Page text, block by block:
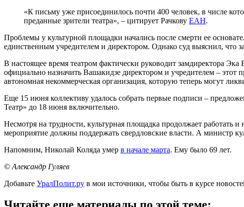
«К письму уже присоединилось почти 400 человек, в числе
преданные зрители театра», – цитирует Рачкову ЕАН.
Проблемы у культурной площадки начались после смерти ее
единственным учредителем и директором. Однако суд выяснил, что
В настоящее время театром фактически руководит замдиректора
официально назначить Вашакидзе директором и учредителем – этот
автономная некоммерческая организация, которую теперь могут
Еще 15 июня коллективу удалось собрать первые подписи –
Театр» до 18 июня включительно.
Несмотря на трудности, культурная площадка продолжает работать
мероприятие должны поддержать свердловские власти. А министр
Напомним, Николай Коляда умер в начале марта. Ему было 69 лет.
© Александр Гуляев
Добавьте УралПолит.ру в мои источники, чтобы быть в курсе